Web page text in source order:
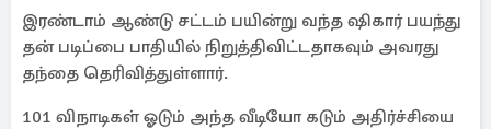
இரண்டாம் ஆண்டு சட்டம் பயின்று வந்த ஷிகார் பயந்து
தன் படிப்பை பாதியில் நிறுத்திவிட்டதாகவும் அவரது
தந்தை தெரிவித்துள்ளார்.
101 விநாடிகள் ஓடும் அந்த வீடியோ கடும் அதிர்ச்சியை